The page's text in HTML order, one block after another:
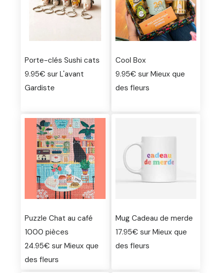
Porte-clés Sushi cats
9.95€ sur L'avant
Gardiste
Cool Box
9.95€ sur Mieux que
des fleurs
Puzzle Chat au café
1000 pièces
24.95€ sur Mieux que
des fleurs
Mug Cadeau de merde
17.95€ sur Mieux que
des fleurs